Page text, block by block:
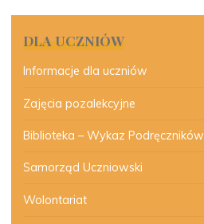
DLA UCZNIÓW
Informacje dla uczniów
Zajęcia pozalekcyjne
Biblioteka – Wykaz Podręczników
Samorząd Uczniowski
Wolontariat